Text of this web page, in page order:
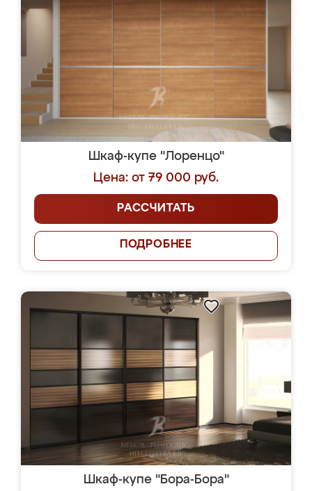
Шкаф-купе "Лоренцо"
Цена: от 79 000 руб.
РАССЧИТАТЬ
ПОДРОБНЕЕ
Шкаф-купе "Бора-Бора"